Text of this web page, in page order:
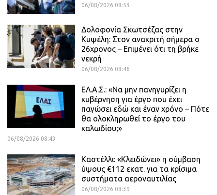
06/08/2026 08:53
Δολοφονία Σκωτσέζας στην
Κυψέλη: Στον ανακριτή σήμερα ο
26χρονος – Επιμένει ότι τη βρήκε
νεκρή
06/08/2026 08:46
ΕΛ.Α.Σ.: «Να μην πανηγυρίζει η
κυβέρνηση για έργο που έχει
παγώσει εδώ και έναν χρόνο – Πότε
θα ολοκληρωθεί το έργο του
καλωδίου;»
06/08/2026 08:43
Καστέλλι: «Κλειδώνει» η σύμβαση
ύψους €112 εκατ. για τα κρίσιμα
συστήματα αεροναυτιλίας
06/08/2026 08:39